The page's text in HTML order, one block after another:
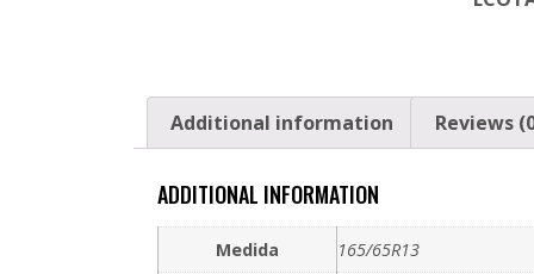
Additional information Reviews
ADDITIONAL INFORMATION
Medida
165/65R13